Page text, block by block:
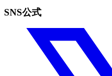
SNS公式